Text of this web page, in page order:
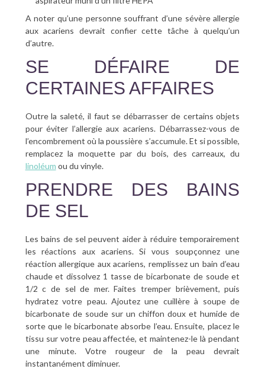
A noter qu’une personne souffrant d’une sévère allergie
aux acariens devrait confier cette tâche à quelqu’un
d’autre.
SE DÉFAIRE DE
CERTAINES AFFAIRES
Outre la saleté, il faut se débarrasser de certains objets
pour éviter l’allergie aux acariens. Débarrassez-vous de
l’encombrement où la poussière s’accumule. Et si possible,
remplacez la moquette par du bois, des carreaux, du
linoléum ou du vinyle.
PRENDRE DES BAINS
DE SEL
Les bains de sel peuvent aider à réduire temporairement
les réactions aux acariens. Si vous soupçonnez une
réaction allergique aux acariens, remplissez un bain d’eau
chaude et dissolvez 1 tasse de bicarbonate de soude et
1/2 c de sel de mer. Faites tremper brièvement, puis
hydratez votre peau. Ajoutez une cuillère à soupe de
bicarbonate de soude sur un chiffon doux et humide de
sorte que le bicarbonate absorbe l’eau. Ensuite, placez le
tissu sur votre peau affectée, et maintenez-le là pendant
une minute. Votre rougeur de la peau devrait
instantanément diminuer.